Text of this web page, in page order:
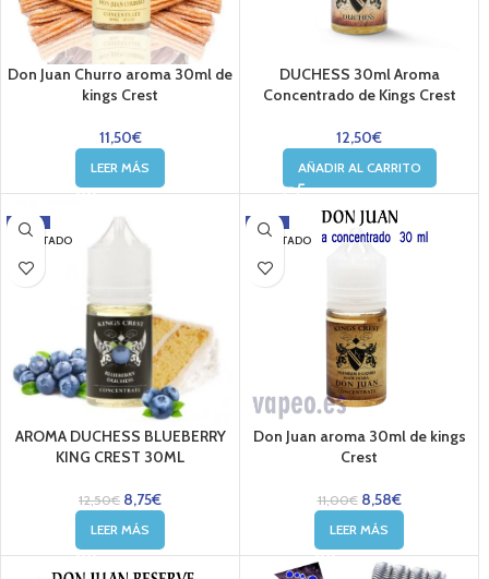
Don Juan Churro aroma 30ml de
kings Crest
11,50€
LEER MÁS
DUCHESS 30ml Aroma
Concentrado de Kings Crest
12,50€
AÑADIR AL CARRITO
-30%
AGOTADO
AROMA DUCHESS BLUEBERRY
KING CREST 30ML
12,50€ 8,75€
LEER MÁS
-22%
AGOTADO
Don Juan aroma 30ml de kings
Crest
11,00€ 8,58€
LEER MÁS